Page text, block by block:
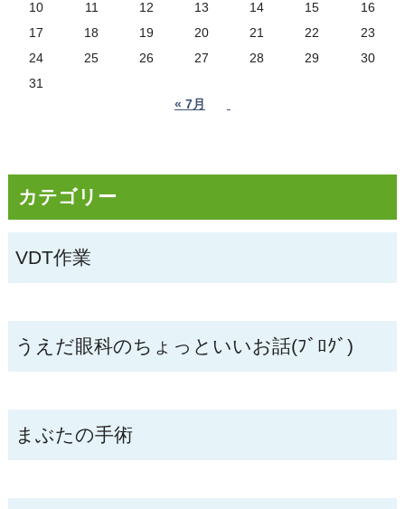
10 11 12 13 14 15
16
17
18 19 20 21 22
23
24
25 26 27 28 29
30
31
« 7月
カテゴリー
VDT作業
うえだ眼科のちょっといいお話(ﾌﾞﾛｸﾞ)
まぶたの手術